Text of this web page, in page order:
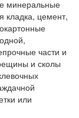
минеральные
кладка, цемент,
части и
и сколы
или